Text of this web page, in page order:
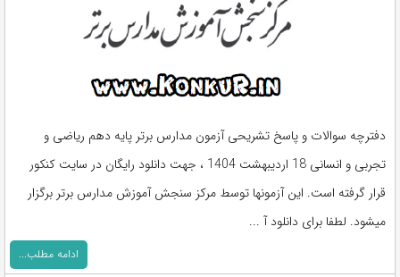
دفترچه سوالات و پاسخ تشریحی آزمون مدارس برتر پایه دهم ریاضی و
تجربی و انسانی 18 اردیبهشت 1404 ، جهت دانلود رایگان در سایت کنکور
قرار گرفته است. این آزمونها توسط مرکز سنجش آموزش مدارس برتر برگزار
میشود. لطفا برای دانلود آ ...
ادامه مطلب...